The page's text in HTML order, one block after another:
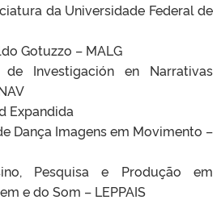
da Universidade Federal de
Gotuzzo – MALG
de Investigación en Narrativas
Expandida
Dança Imagens em Movimento –
Pesquisa e Produção em
e do Som – LEPPAIS